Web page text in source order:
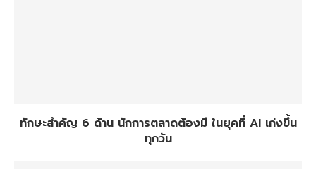
ทักษะสำคัญ 6 ด้าน นักการตลาดต้องมี ในยุคที่ AI เก่งขึ้น
ทุกวัน